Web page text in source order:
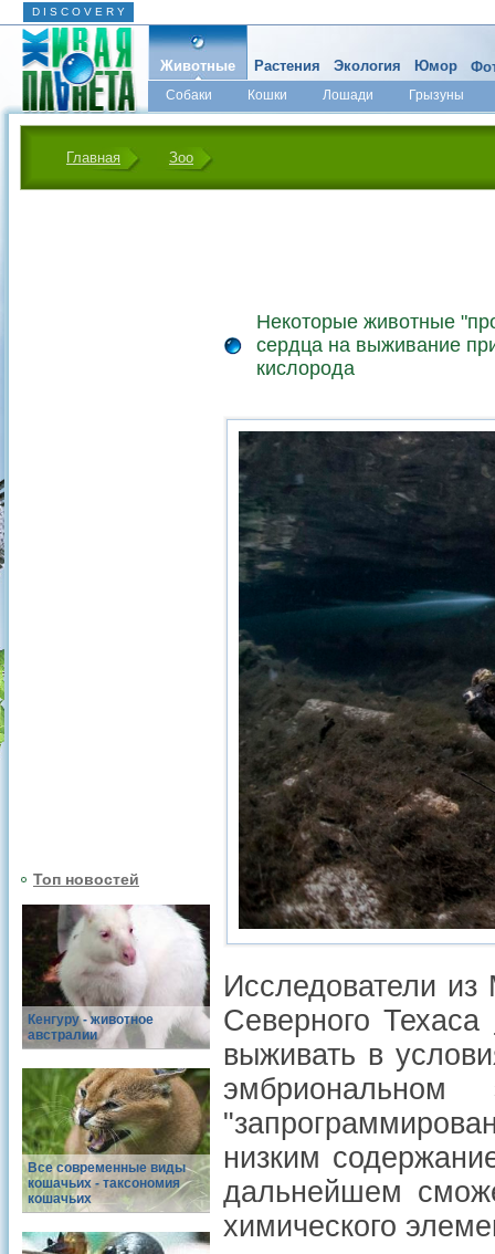
D I S C O V E R Y
Животные
Собаки Кошки Лошади
Грызуны
Микромир
Растения Экология Юмор
Главная Зоо
Топ новостей
Кенгуру - животное
австралии
Все современные виды
кошачьих - таксономия
кошачьих
Некоторые животные
сердца на выживание
кислорода
Исследователи из
Северного Техаса
выживать в
низким
дальнейшем
химического